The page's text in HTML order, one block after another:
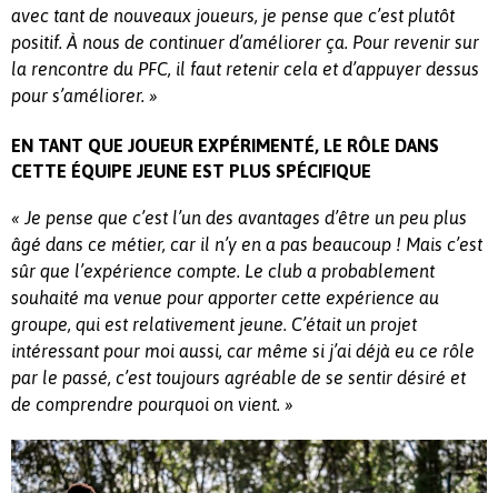
avec tant de nouveaux joueurs, je pense que c’est plutôt
positif. À nous de continuer d’améliorer ça. Pour revenir sur
la rencontre du PFC, il faut retenir cela et d’appuyer dessus
pour s’améliorer. »
EN TANT QUE JOUEUR EXPÉRIMENTÉ, LE RÔLE DANS
CETTE ÉQUIPE JEUNE EST PLUS SPÉCIFIQUE
« Je pense que c’est l’un des avantages d’être un peu plus
âgé dans ce métier, car il n’y en a pas beaucoup ! Mais c’est
sûr que l’expérience compte. Le club a probablement
souhaité ma venue pour apporter cette expérience au
groupe, qui est relativement jeune. C’était un projet
intéressant pour moi aussi, car même si j’ai déjà eu ce rôle
par le passé, c’est toujours agréable de se sentir désiré et
de comprendre pourquoi on vient. »